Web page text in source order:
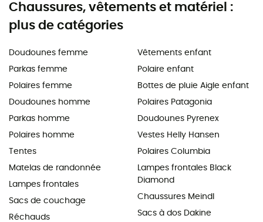
Chaussures, vêtements et matériel :
plus de catégories
Doudounes femme
Parkas femme
Polaires femme
Doudounes homme
Parkas homme
Polaires homme
Tentes
Matelas de randonnée
Lampes frontales
Sacs de couchage
Réchauds
Vêtements enfant
Polaire enfant
Bottes de pluie Aigle enfant
Polaires Patagonia
Doudounes Pyrenex
Vestes Helly Hansen
Polaires Columbia
Lampes frontales Black
Diamond
Chaussures Meindl
Sacs à dos Dakine